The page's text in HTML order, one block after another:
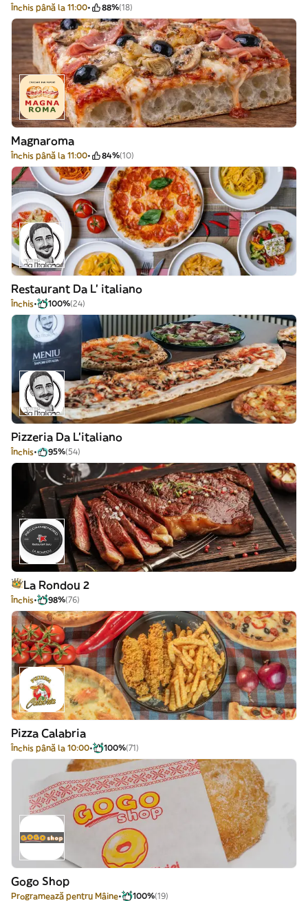
Închis până la 11:00 88%(18)
Magnaroma
Închis până la 11:00 84%(10)
Restaurant Da L' italiano
Închis 100%(24)
Pizzeria Da L'italiano
Închis 95%(54)
La Rondou 2
Închis 98%(76)
Pizza Calabria
Închis până la 10:00 100%(71)
Gogo Shop
Programează pentru Mâine 100%(19)